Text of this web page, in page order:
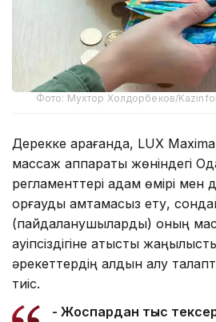
Фото: Мухтор Холдорбеков/
Дерекке қарағанда, LUX Maxima
массаж аппараты жөніндегі
регламенттері адам өмірі мен
қорғауды қамтамасыз ету,
(пайдаланушыларды) оның
қауіпсіздігіне қатысты
әрекеттердің алдын алу
тиіс.
- Жоспардан тыс